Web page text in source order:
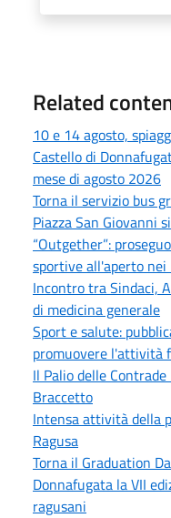
Related
10 e 14 agosto,
Castello di
mese di agosto 2026
Torna il servizio bus
Piazza San Giovanni
“Outgether”:
sportive all'aperto
Incontro tra Sindaci,
di medicina generale
Sport e salute:
promuovere l'attività
Il Palio delle
Braccetto
Intensa attività della
Ragusa
Torna il Graduation
Donnafugata la VII
ragusani